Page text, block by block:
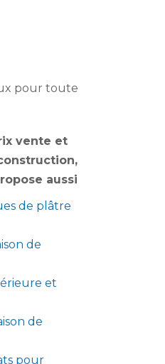
pour toute
vente et
,
aussi
de plâtre
de
et
de
pour